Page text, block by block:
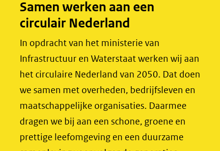
o
k
(opent
nieuw
naar
een
andere
I
n
(opent
nieuw
naar
een
andere
Samen werken aan een
circulair Nederland
In opdracht van het ministerie van
Infrastructuur en Waterstaat werken wij aan
het circulaire Nederland van 2050. Dat doen
we samen met overheden, bedrijfsleven en
maatschappelijke organisaties. Daarmee
dragen we bij aan een schone, groene en
prettige leefomgeving en een duurzame